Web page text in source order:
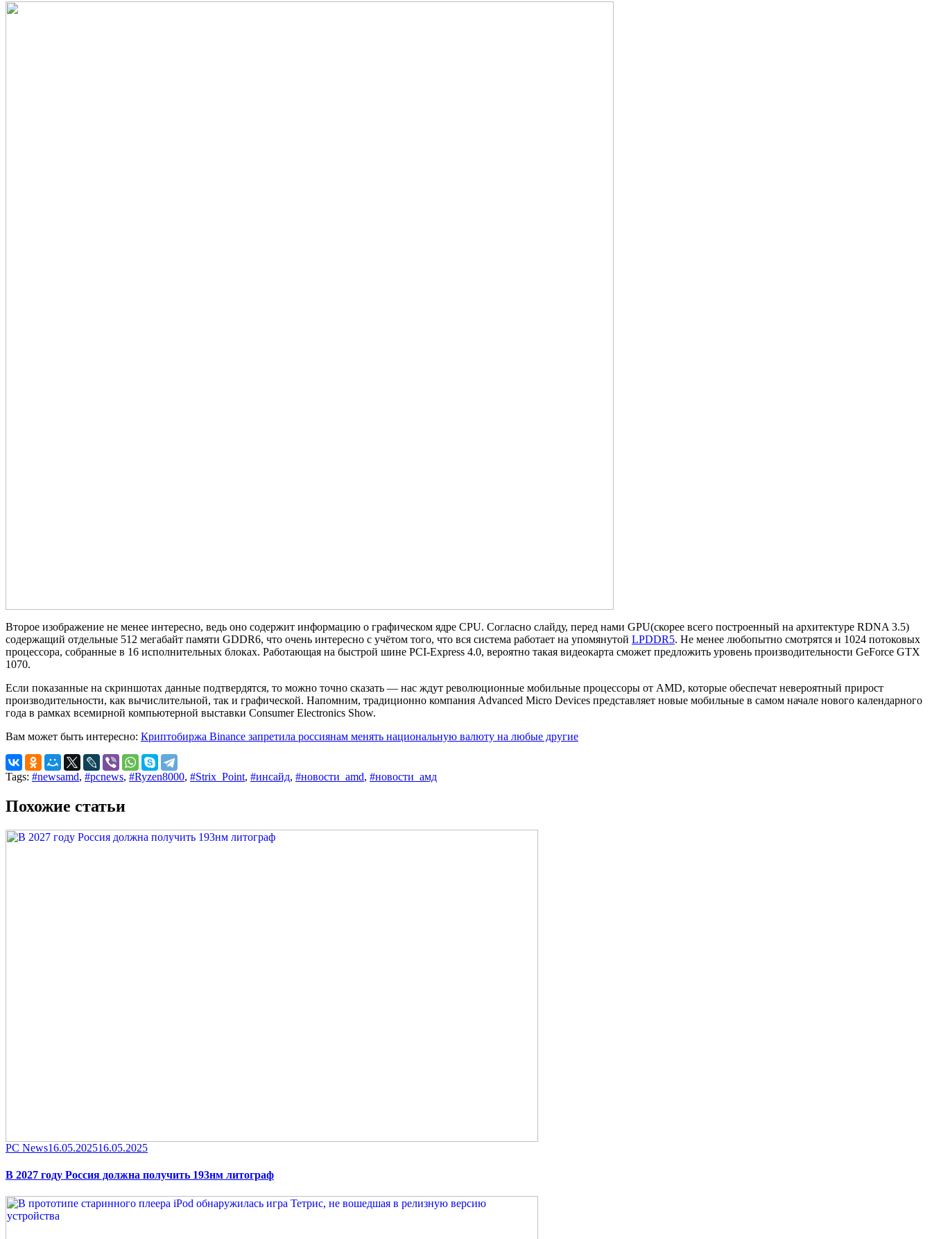
Второе изображение не менее интересно, ведь оно содержит информацию о графическом ядре CPU. Согласно слайду, перед нами GPU(скорее всего построенный на архитектуре RDNA 3.5)
содержащий отдельные 512 мегабайт памяти GDDR6, что очень интересно с учётом того, что вся система работает на упомянутой LPDDR5. Не менее любопытно смотрятся и 1024 потоковых
процессора, собранные в 16 исполнительных блоках. Работающая на быстрой шине PCI-Express 4.0, вероятно такая видеокарта сможет предложить уровень производительности GeForce GTX
1070.
Если показанные на скриншотах данные подтвердятся, то можно точно сказать — нас ждут революционные мобильные процессоры от AMD, которые обеспечат невероятный прирост
производительности, как вычислительной, так и графической. Напомним, традиционно компания Advanced Micro Devices представляет новые мобильные в самом начале нового календарного
года в рамках всемирной компьютерной выставки Consumer Electronics Show.
Вам может быть интересно: Криптобиржа Binance запретила россиянам менять национальную валюту на любые другие
Tags: #newsamd, #pcnews, #Ryzen8000, #Strix_Point, #инсайд, #новости_amd, #новости_амд
Похожие статьи
Category
PC NewsPosted
16.05.202516.05.2025
В 2027 году Россия должна получить 193нм литограф